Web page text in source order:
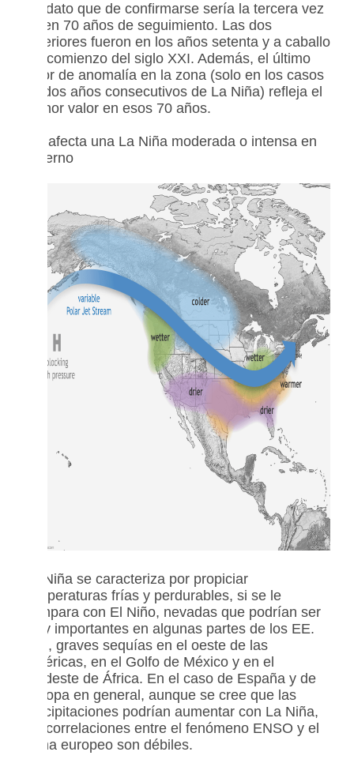
Un dato que de confirmarse sería la tercera vez
en en 70 años de seguimiento. Las dos
anteriores fueron en los años setenta y a caballo
del comienzo del siglo XXI. Además, el último
valor de anomalía en la zona (solo en los casos
de dos años consecutivos de La Niña) refleja el
menor valor en esos 70 años.
Así afecta una La Niña moderada o intensa en
invierno
La Niña se caracteriza por propiciar
temperaturas frías y perdurables, si se le
compara con El Niño, nevadas que podrían ser
muy importantes en algunas partes de los EE.
UU., graves sequías en el oeste de las
Américas, en el Golfo de México y en el
nordeste de África. En el caso de España y de
Europa en general, aunque se cree que las
precipitaciones podrían aumentar con La Niña,
las correlaciones entre el fenómeno ENSO y el
clima europeo son débiles.